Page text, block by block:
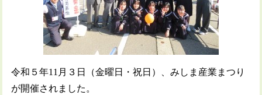
令和５年11月３日（金曜日・祝日）、みしま産業まつり
が開催されました。